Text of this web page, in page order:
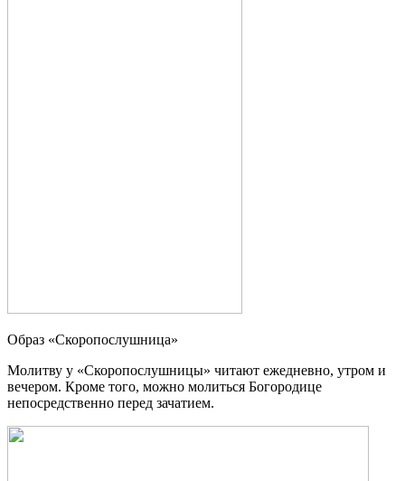
Образ «Скоропослушница»
Молитву у «Скоропослушницы» читают ежедневно, утром и
вечером. Кроме того, можно молиться Богородице
непосредственно перед зачатием.